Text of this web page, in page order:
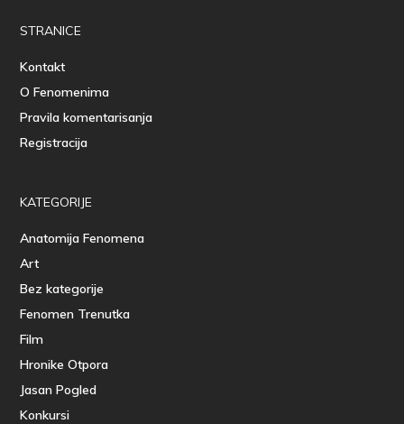
STRANICE
Kontakt
O Fenomenima
Pravila komentarisanja
Registracija
KATEGORIJE
Anatomija Fenomena
Art
Bez kategorije
Fenomen Trenutka
Film
Hronike Otpora
Jasan Pogled
Konkursi